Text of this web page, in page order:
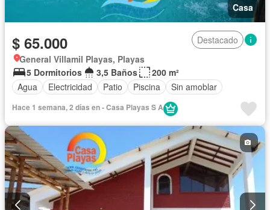
Casa
$ 65.000
Destacado
General Villamil Playas, Playas
5 Dormitorios
3,5 Baños
200 m²
Agua
Electricidad Patio Piscina Sin amoblar
Hace 1 semana, 2 días en - Casa Playas S A